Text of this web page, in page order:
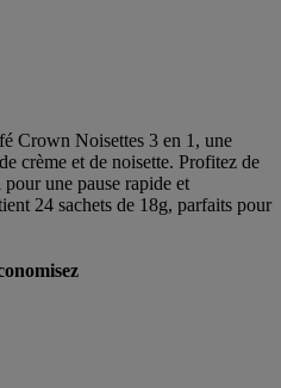
Crown Noisettes 3 en 1, une
crème et de noisette. Profitez de
une pause rapide et
24 sachets de 18g, parfaits pour